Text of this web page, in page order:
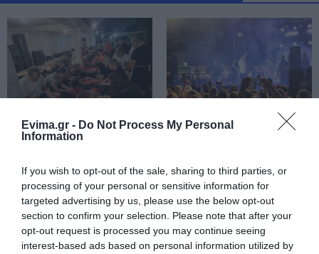
Evima.gr - Do Not Process My Personal
Information
If you wish to opt-out of the sale, sharing to third parties, or
processing of your personal or sensitive information for
targeted advertising by us, please use the below opt-out
section to confirm your selection. Please note that after your
opt-out request is processed you may continue seeing
interest-based ads based on personal information utilized by
09.08.2026 | 16:20
Παραλία «διαμάντι»: Θυμίζει
Κουφονήσια και απέχει μόλις 1,5
ώρα από την Αθήνα
09.08.2026 | 16:00
Νέα τραγωδία σε παραλία της
Εύβοιας: Πέθανε άνδρας
Market Pass: Νέος κύκλος από το
φθινόπωρο του 2026 – Πότε
αναμένονται οι πληρωμές
09.08.2026 | 15:20
Εύβοια: Όλο το χωριό
Παναγίας» – Το έθιμο
που συνεχίζεται